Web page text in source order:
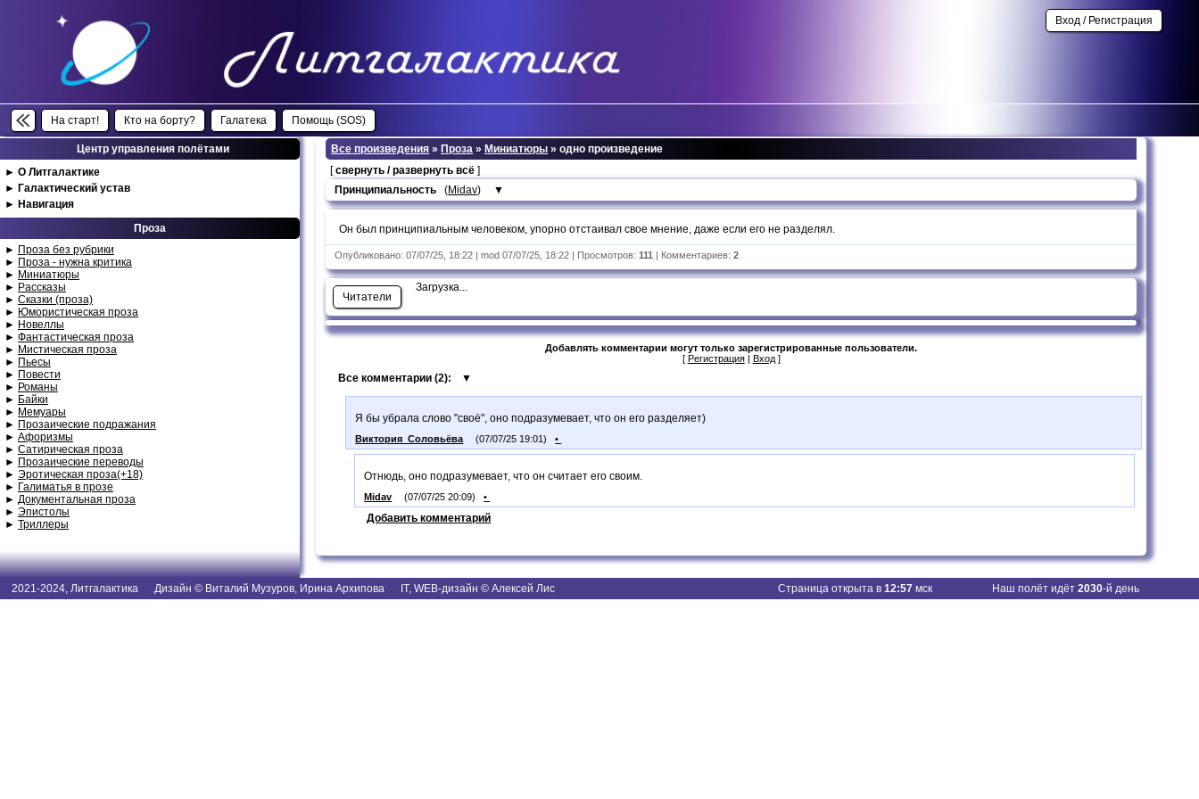
На старт! Кто на борту? Галатека Помощь (SOS)
Вход / Регистрация
Центр управления полётами
► О Литгалактике
► Галактический устав
► Навигация
Проза
► Проза без рубрики
► Проза - нужна критика
► Миниатюры
► Рассказы
► Сказки (проза)
► Юмористическая проза
► Новеллы
► Фантастическая проза
► Мистическая проза
► Пьесы
► Повести
► Романы
► Байки
► Мемуары
► Прозаические подражания
► Афоризмы
► Сатирическая проза
► Прозаические переводы
► Эротическая проза(+18)
► Галиматья в прозе
► Документальная проза
► Эпистолы
► Триллеры
Все произведения »Проза »Миниатюры » одно произведение
[свернуть / развернуть всё ]
Принципиальность (Midav) ▼
Он был принципиальным человеком, упорно отстаивал свое мнение, даже если его не разделял.
Опубликовано: 07/07/25, 18:22 | mod 07/07/25, 18:22 | Просмотров:111 | Комментариев:2
Читатели
Загрузка...
Добавлять комментарии могут только зарегистрированные пользователи.
[ Регистрация| Вход]
Все комментарии (2): ▼
Я бы убрала слово "своё", оно подразумевает, что он его разделяет)
Виктория_Соловьёва (07/07/25 19:01) •
Отнюдь, оно подразумевает, что он считает его своим.
Midav (07/07/25 20:09) •
Добавить комментарий
2021-2024, Литгалактика Дизайн © Виталий Музуров, Ирина Архипова IT, WEB-дизайн © Алексей Лис Наш полёт идёт 2030-й день
Страница открыта в 12:57мск